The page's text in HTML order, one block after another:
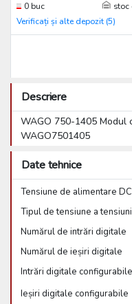
0 buc
stoc
Verificați și alte depozit (5)
Descriere
WAGO 750-1405 Modul
WAGO7501405
Date tehnice
Tensiune de alimentare DC
Tipul de tensiune a
Numărul de intrări digitale
Numărul de ieșiri digitale
Intrări digitale configurabile
Ieșiri digitale configurabile